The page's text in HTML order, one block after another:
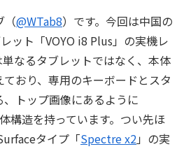
（@WTab8）です。今回は中国の
ット「VOYO i8 Plus」の実機レ
なるタブレットではなく、本体
おり、専用のキーボードとスタ
トップ画像にあるように
構造を持っています。つい先ほ
タイプ「Spectre x2」の実